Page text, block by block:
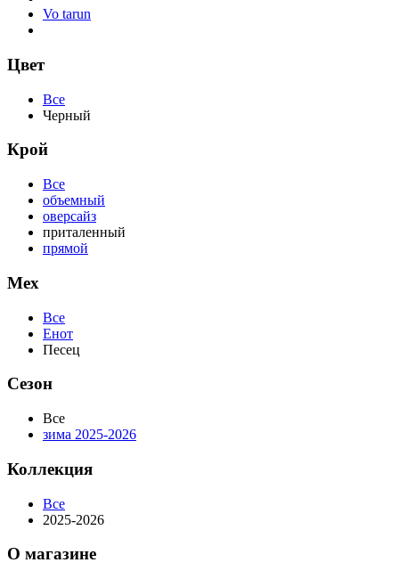
Vo tarun
Цвет
Все
Черный
Крой
Все
объемный
оверсайз
приталенный
прямой
Мех
Все
Енот
Песец
Сезон
Все
зима 2025-2026
Коллекция
Все
2025-2026
О магазине